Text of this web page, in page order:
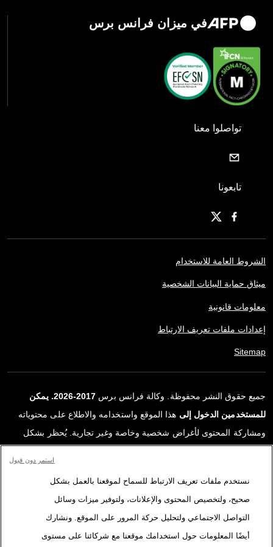
في ميزان فرانس برس
تواصلوا معنا
تابعونا
الشروط العامة للاستخدام
ميثاق حماية البيانات الشخصية
معلومات قانونية
إعدادات ملفات تعريف الارتباط
Sitemap
جميع حقوق النشر محفوظة. وكالة فرانس برس
2017-2026. يمكن
للمستخدمين الدخول إلى هذا الموقع واستخدامه والاطلاع على محتوياته
ومشاركة المحتوى لأغراض شخصية وخاصة وغير تجارية. يُحظر بشكل
ترخيص محددة موقعة مع وكالة فرانس برس. المواد والروابط الواردة في
التقارير، والتي لم تنتجها وكالة فرانس برس، مستخدمة فقط وبالقدر
اللازم كعناصر إثبات لمحتوى هذه التقارير. لم تحصل فرانس برس على أي
حقوق من المؤلفين أو مالكي حقوق النشر لهذا المحتوى ولا تتحمّل أي
نستخدم ملفات تعريف الارتباط للسماح لموقعنا بالعمل بشكل
صحيح، ولتخصيص المحتوى والإعلانات، ولتوفير ميزات وسائل
التواصل الاجتماعي ولتحليل حركة المرور على الموقع. ونشارك
أيضًا المعلومات حول استخدامك موقعنا مع شركائنا على مستوى
استمر دون قبول